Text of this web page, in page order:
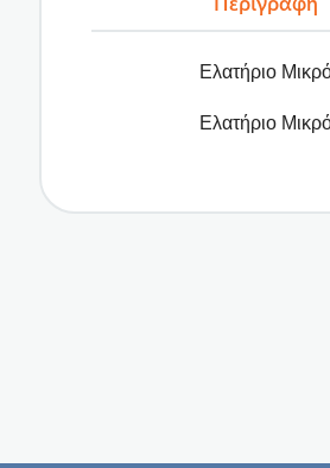
Ελατήριο
Ελατήριο